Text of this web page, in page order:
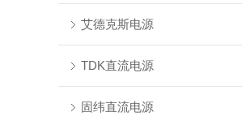
艾德克斯电源
TDK直流电源
固纬直流电源